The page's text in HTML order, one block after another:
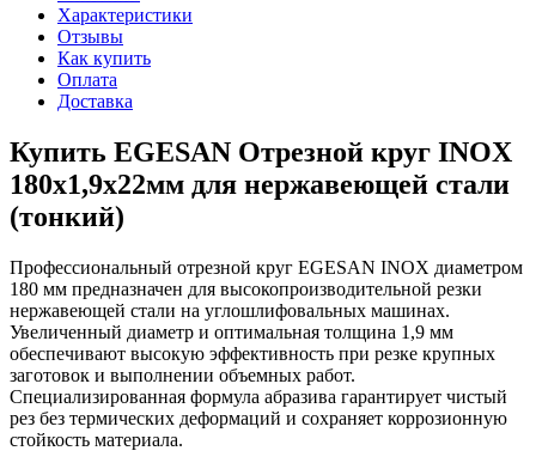
Характеристики
Отзывы
Как купить
Оплата
Доставка
Купить EGESAN Отрезной круг INOX
180x1,9x22мм для нержавеющей стали
(тонкий)
Профессиональный отрезной круг EGESAN INOX диаметром
180 мм предназначен для высокопроизводительной резки
нержавеющей стали на углошлифовальных машинах.
Увеличенный диаметр и оптимальная толщина 1,9 мм
обеспечивают высокую эффективность при резке крупных
заготовок и выполнении объемных работ.
Специализированная формула абразива гарантирует чистый
рез без термических деформаций и сохраняет коррозионную
стойкость материала.